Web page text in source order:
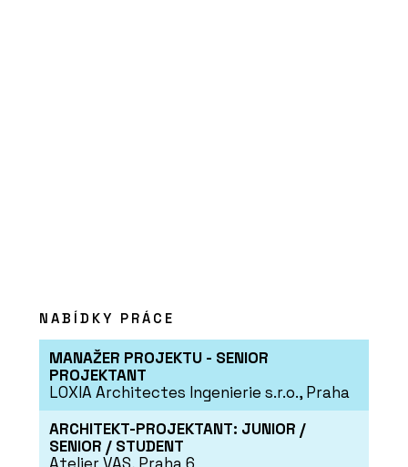
PRODUKTY
NABÍDKY PRÁCE
MANAŽER PROJEKTU - SENIOR
PROJEKTANT
LOXIA Architectes Ingenierie s.r.o., Praha
ARCHITEKT-PROJEKTANT: JUNIOR /
SENIOR / STUDENT